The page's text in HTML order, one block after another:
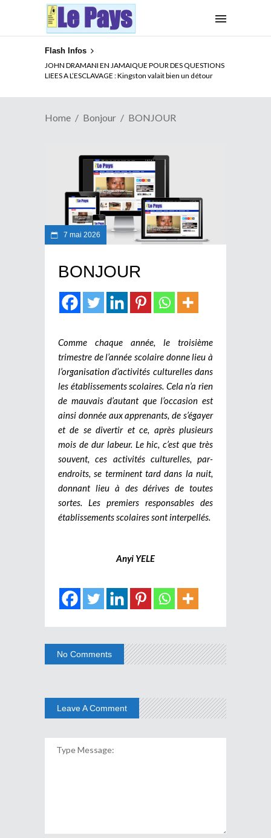
Flash Infos
JOHN DRAMANI EN JAMAIQUE POUR DES QUESTIONS
LIEES A L’ESCLAVAGE : Kingston valait bien un détour
Home Bonjour BONJOUR
7 mai 2026
BONJOUR
Comme chaque année, le troisième
trimestre de l’année scolaire donne lieu à
l’organisation d’activités culturelles dans
les établissements scolaires. Cela n’a rien
de mauvais d’autant que l’occasion est
ainsi donnée aux apprenants, de s’égayer
et de se divertir et ce, après plusieurs
mois de dur labeur. Le hic, c’est que très
souvent, ces activités culturelles, par-
endroits, se terminent tard dans la nuit,
donnant lieu à des dérives de toutes
sortes. Les premiers responsables des
établissements scolaires sont interpellés.
Anyi YELE
No Comments
Leave A Comment